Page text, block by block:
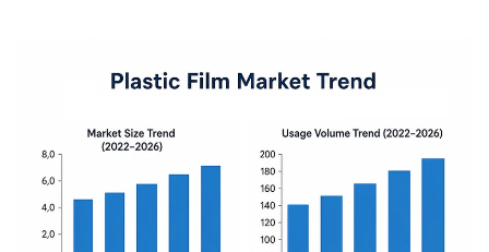
1764061798309381